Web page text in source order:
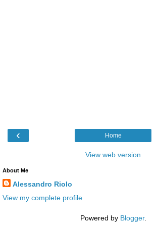
‹ Home
View web version
About Me
Alessandro Riolo
View my complete profile
Powered by Blogger.